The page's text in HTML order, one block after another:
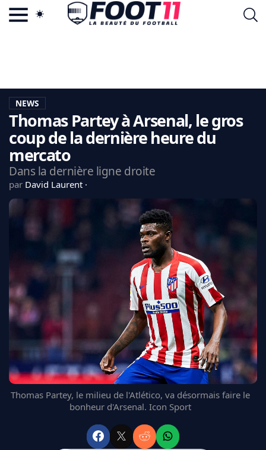
LA CHARTE
VIE PRIVÉE
CGU
CONTACTEZ-NOUS
EDF
PSG
REAL MADRID
FC BARCELONE
MANCHESTER UNITED
CHELSEA
ARSENAL
L'AVIS DE LA RÉDAC'
NEWS
Thomas Partey à Arsenal, le gros
coup de la dernière heure du
mercato
Dans la dernière ligne droite
par David Laurent
Thomas Partey, le milieu de l'Atlético, va désormais faire le
bonheur d'Arsenal. Icon Sport